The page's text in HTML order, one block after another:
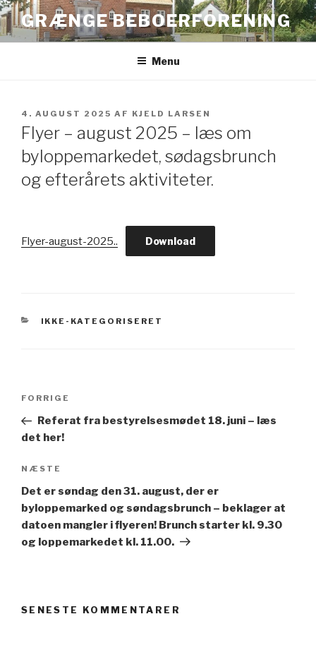
Videre
til
indhold
GRÆNGE BEBOERFORENING
Menu
UDGIVET
DEN
4. AUGUST 2025 AF KJELD LARSEN
Flyer – august 2025 – læs om
byloppemarkedet, sødagsbrunch
og efterårets aktiviteter.
Flyer-august-2025.. Download
KATEGORIER
IKKE-KATEGORISERET
Forrige
indlæg
FORRIGE
Referat fra bestyrelsesmødet 18. juni – læs
det her!
Næste
indlæg
NÆSTE
Det er søndag den 31. august, der er
byloppemarked og søndagsbrunch – beklager at
datoen mangler i flyeren! Brunch starter kl. 9.30
og loppemarkedet kl. 11.00.
SENESTE KOMMENTARER